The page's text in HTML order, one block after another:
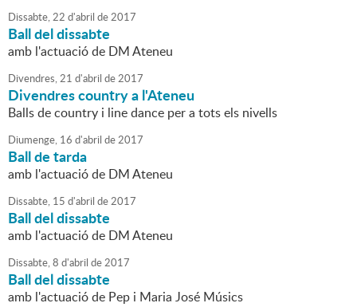
Dissabte,22 d'abril de2017
Ball del dissabte
amb l'actuació de DM Ateneu
Divendres,21 d'abril de2017
Divendres country a l'Ateneu
Balls de country i line dance per a tots els nivells
Diumenge, 16 d'abril de2017
Ball de tarda
amb l'actuació de DM Ateneu
Dissabte, 15 d'abril de2017
Ball del dissabte
amb l'actuació de DM Ateneu
Dissabte,8 d'abril de2017
Ball del dissabte
amb l'actuació de Pep i Maria José Músics